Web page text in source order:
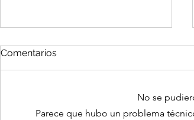
Comentarios
No se
Parece que hubo un problema